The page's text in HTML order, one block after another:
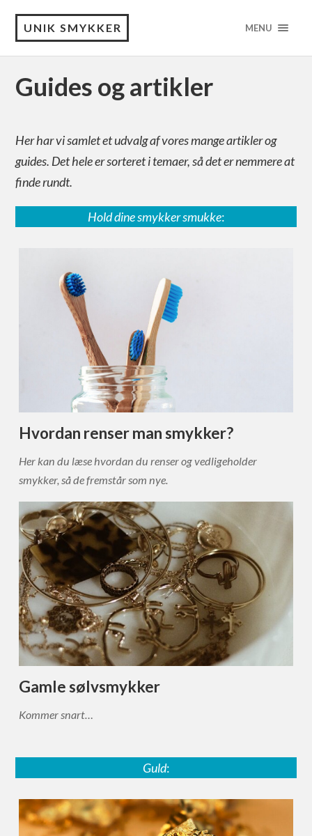
UNIK SMYKKER MENU
Guides og artikler
Her har vi samlet et udvalg af vores mange artikler og
guides. Det hele er sorteret i temaer, så det er nemmere at
finde rundt.
Hold dine smykker smukke:
Hvordan renser man smykker?
Her kan du læse hvordan du renser og vedligeholder
smykker, så de fremstår som nye.
Gamle sølvsmykker
Kommer snart…
Guld: